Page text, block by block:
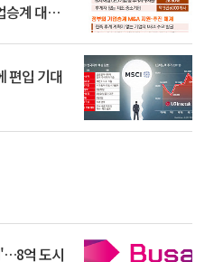
승계 대전
편입 기대